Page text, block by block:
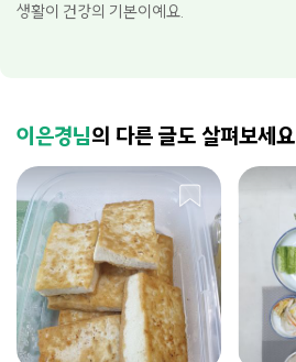
생활이 건강의 기본이예요.
이은경님의 다른 글도 살펴보세요